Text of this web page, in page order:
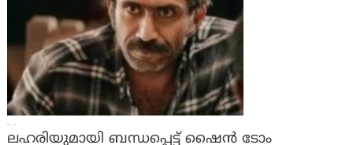
ലഹരിയുമായി ബന്ധപ്പെട്ട് ഷൈൻ ടോം